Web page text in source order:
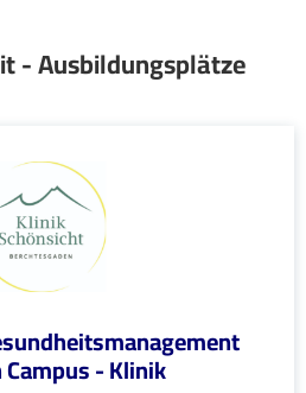
- Ausbildungsplätze
- Klinik